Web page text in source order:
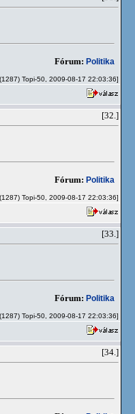
Fórum: Politika
Topi-50, 2009-08-17 22:03:36]
[32.]
Fórum: Politika
Topi-50, 2009-08-17 22:03:36]
[33.]
Fórum: Politika
Topi-50, 2009-08-17 22:03:36]
[34.]